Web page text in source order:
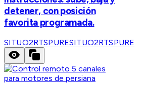
detener, con posición
favorita programada.
SITUO2RTSPURESITUO2RTSPURE